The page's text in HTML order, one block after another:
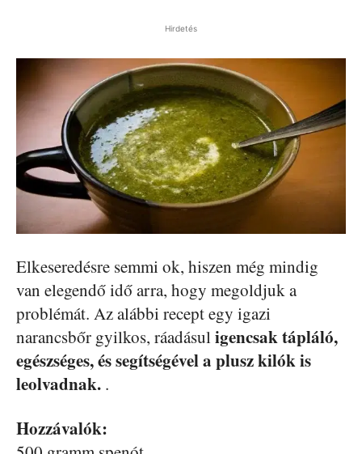
Hirdetés
Elkeseredésre semmi ok, hiszen még mindig
van elegendő idő arra, hogy megoldjuk a
problémát. Az alábbi recept egy igazi
narancsbőr gyilkos, ráadásuligencsak tápláló,
egészséges, és segítségével a plusz kilók is
leolvadnak. .
Hozzávalók: